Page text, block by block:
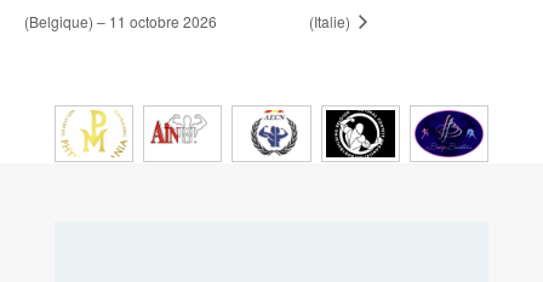
(Belgique) – 11 octobre 2026
(Italie)